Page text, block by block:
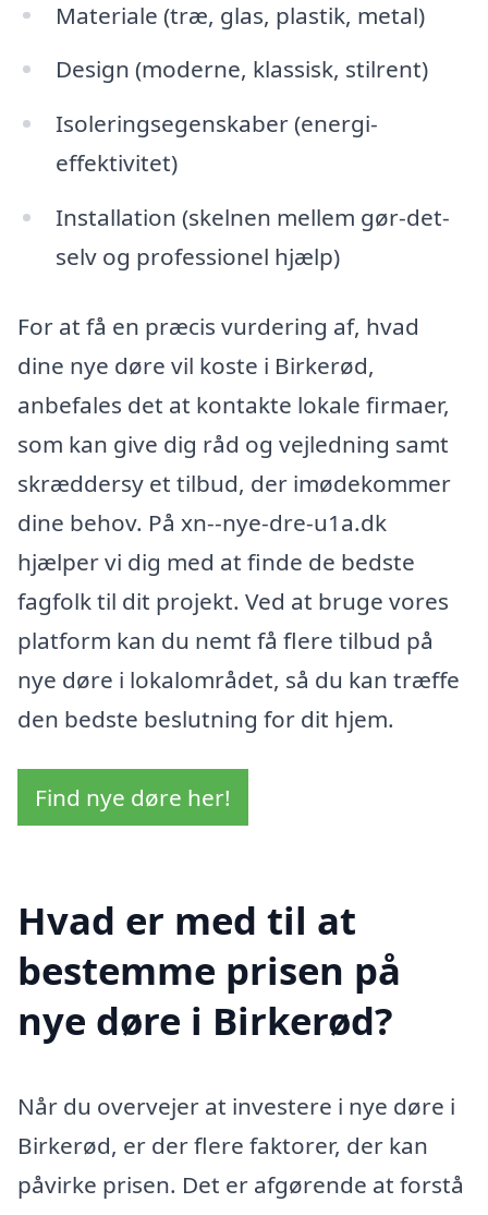
Materiale (træ, glas, plastik, metal)
Design (moderne, klassisk, stilrent)
Isoleringsegenskaber (energi-
effektivitet)
Installation (skelnen mellem gør-det-
selv og professionel hjælp)
For at få en præcis vurdering af, hvad
dine nye døre vil koste i Birkerød,
anbefales det at kontakte lokale firmaer,
som kan give dig råd og vejledning samt
skræddersy et tilbud, der imødekommer
dine behov. På xn--nye-dre-u1a.dk
hjælper vi dig med at finde de bedste
fagfolk til dit projekt. Ved at bruge vores
platform kan du nemt få flere tilbud på
nye døre i lokalområdet, så du kan træffe
den bedste beslutning for dit hjem.
Find nye døre her!
Hvad er med til at
bestemme prisen på
nye døre i Birkerød?
Når du overvejer at investere i nye døre i
Birkerød, er der flere faktorer, der kan
påvirke prisen. Det er afgørende at forstå